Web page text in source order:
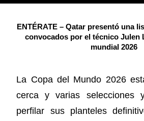
ENTÉRATE – Qatar presentó una
convocados por el técnico Julen
mundial 2026
La Copa del Mundo 2026
cerca y varias selecciones
perfilar sus planteles